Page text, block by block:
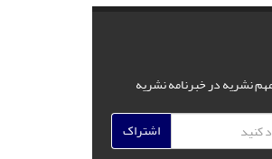
نشریه در خبرنامه نشریه
اشتراک